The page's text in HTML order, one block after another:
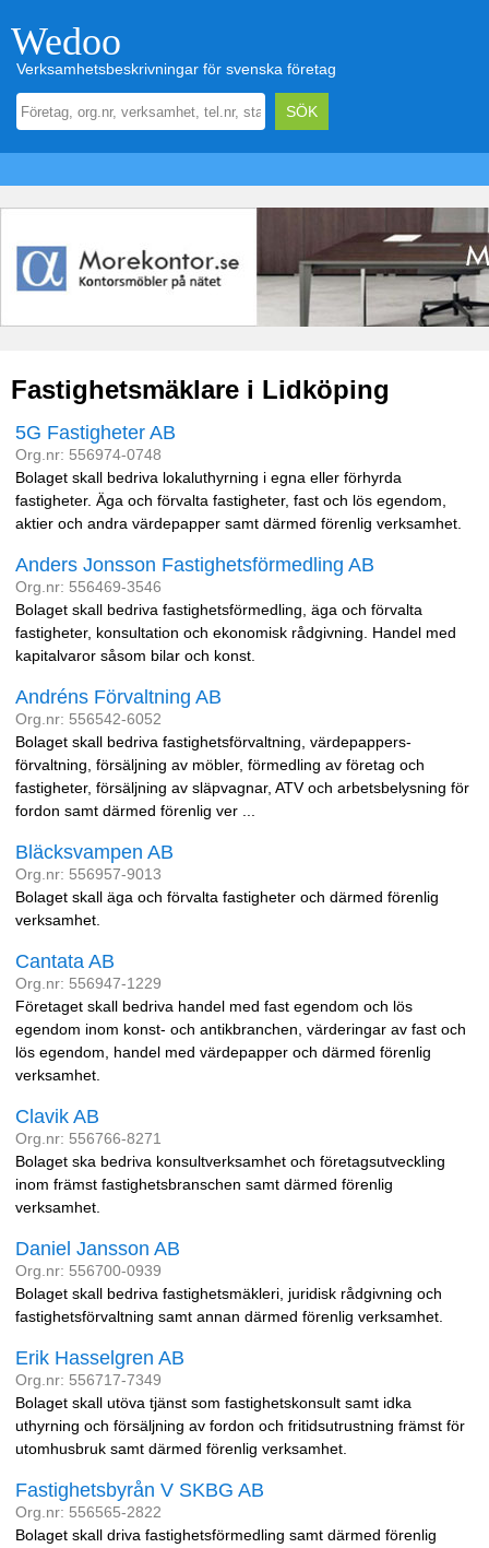
Wedoo
Verksamhetsbeskrivningar för svenska företag
Fastighetsmäklare i Lidköping
5G Fastigheter AB
Org.nr: 556974-0748
Bolaget skall bedriva lokaluthyrning i egna eller förhyrda
fastigheter. Äga och förvalta fastigheter, fast och lös egendom,
aktier och andra värdepapper samt därmed förenlig verksamhet.
Anders Jonsson Fastighetsförmedling AB
Org.nr: 556469-3546
Bolaget skall bedriva fastighetsförmedling, äga och förvalta
fastigheter, konsultation och ekonomisk rådgivning. Handel med
kapitalvaror såsom bilar och konst.
Andréns Förvaltning AB
Org.nr: 556542-6052
Bolaget skall bedriva fastighetsförvaltning, värdepappers-
förvaltning, försäljning av möbler, förmedling av företag och
fastigheter, försäljning av släpvagnar, ATV och arbetsbelysning för
fordon samt därmed förenlig ver ...
Bläcksvampen AB
Org.nr: 556957-9013
Bolaget skall äga och förvalta fastigheter och därmed förenlig
verksamhet.
Cantata AB
Org.nr: 556947-1229
Företaget skall bedriva handel med fast egendom och lös
egendom inom konst- och antikbranchen, värderingar av fast och
lös egendom, handel med värdepapper och därmed förenlig
verksamhet.
Clavik AB
Org.nr: 556766-8271
Bolaget ska bedriva konsultverksamhet och företagsutveckling
inom främst fastighetsbranschen samt därmed förenlig
verksamhet.
Daniel Jansson AB
Org.nr: 556700-0939
Bolaget skall bedriva fastighetsmäkleri, juridisk rådgivning och
fastighetsförvaltning samt annan därmed förenlig verksamhet.
Erik Hasselgren AB
Org.nr: 556717-7349
Bolaget skall utöva tjänst som fastighetskonsult samt idka
uthyrning och försäljning av fordon och fritidsutrustning främst för
utomhusbruk samt därmed förenlig verksamhet.
Fastighetsbyrån V SKBG AB
Org.nr: 556565-2822
Bolaget skall driva fastighetsförmedling samt därmed förenlig